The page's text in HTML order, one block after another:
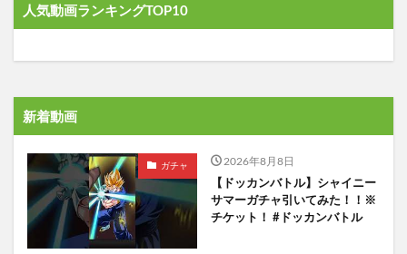
人気動画ランキングTOP10
新着動画
ガチャ 2026年8月8日
【ドッカンバトル】シャイニー
サマーガチャ引いてみた！！※
チケット！ #ドッカンバトル